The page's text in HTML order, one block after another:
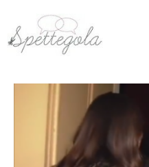
contenuto